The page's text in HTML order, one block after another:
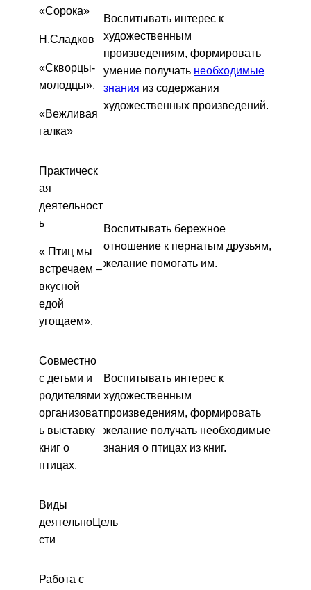
«Сорока»
Н.Сладков
«Скворцы-
молодцы»,
«Вежливая
галка»
Воспитывать интерес к
художественным
произведениям, формировать
умение получать необходимые
знания из содержания
художественных произведений.
Практическ
ая
деятельност
ь
« Птиц мы
встречаем –
вкусной
едой
угощаем».
Воспитывать бережное
отношение к пернатым друзьям,
желание помогать им.
Совместно
с детьми и
родителями
организоват
ь выставку
книг о
птицах.
Воспитывать интерес к
художественным
произведениям, формировать
желание получать необходимые
знания о птицах из книг.
Виды
деятельно
сти
Цель
Работа с